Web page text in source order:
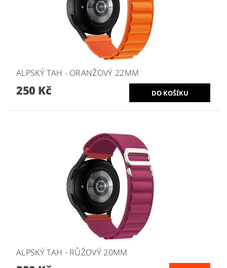
ALPSKÝ TAH - ORANŽOVÝ 22MM
250 Kč
ALPSKÝ TAH - RŮŽOVÝ 20MM